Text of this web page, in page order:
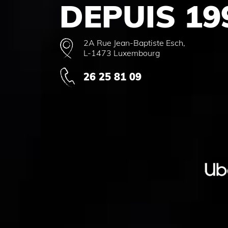
DEPUIS
2A Rue Jean-Baptiste Esch,
L-1473 Luxembourg
26 25 81 09